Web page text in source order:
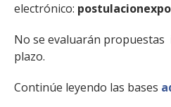
electrónico:
No se evaluarán
plazo.
Continúe leyendo las bases